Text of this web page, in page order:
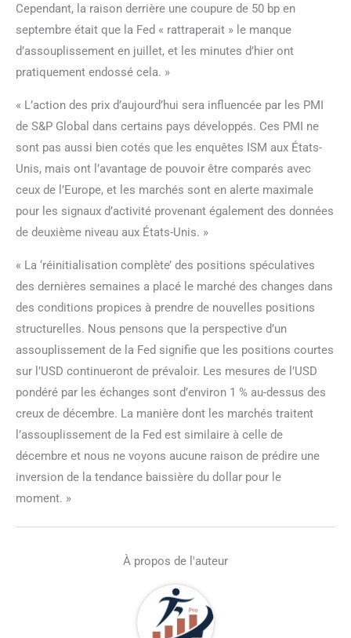
Cependant, la raison derrière une coupure de 50 bp en
septembre était que la Fed « rattraperait » le manque
d’assouplissement en juillet, et les minutes d’hier ont
pratiquement endossé cela. »
« L’action des prix d’aujourd’hui sera influencée par les PMI
de S&P Global dans certains pays développés. Ces PMI ne
sont pas aussi bien cotés que les enquêtes ISM aux États-
Unis, mais ont l’avantage de pouvoir être comparés avec
ceux de l’Europe, et les marchés sont en alerte maximale
pour les signaux d’activité provenant également des données
de deuxième niveau aux États-Unis. »
« La ‘réinitialisation complète’ des positions spéculatives
des dernières semaines a placé le marché des changes dans
des conditions propices à prendre de nouvelles positions
structurelles. Nous pensons que la perspective d’un
assouplissement de la Fed signifie que les positions courtes
sur l’USD continueront de prévaloir. Les mesures de l’USD
pondéré par les échanges sont d’environ 1 % au-dessus des
creux de décembre. La manière dont les marchés traitent
l’assouplissement de la Fed est similaire à celle de
décembre et nous ne voyons aucune raison de prédire une
inversion de la tendance baissière du dollar pour le
moment. »
À propos de l'auteur